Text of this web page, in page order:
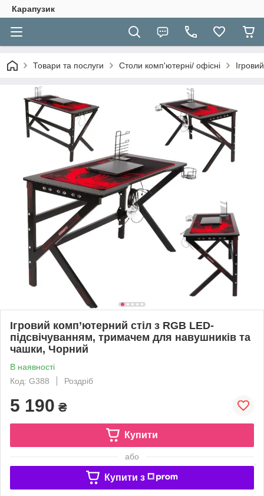
Карапузик
Товари та послуги Столи комп'ютерні/ офісні
Ігровий комп’ютерний стіл з RGB LED-
підсвічуванням, тримачем для навушників та
чашки, Чорний
В наявності
Код: G388
Роздріб
5 190 ₴
Купити
або
Купити з